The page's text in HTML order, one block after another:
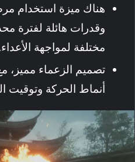
هناك ميزة استخدام
وقدرات هائلة لفترة
مختلفة لمواجهة
تصميم الزعماء مميز،
أنماط الحركة وتوقيت